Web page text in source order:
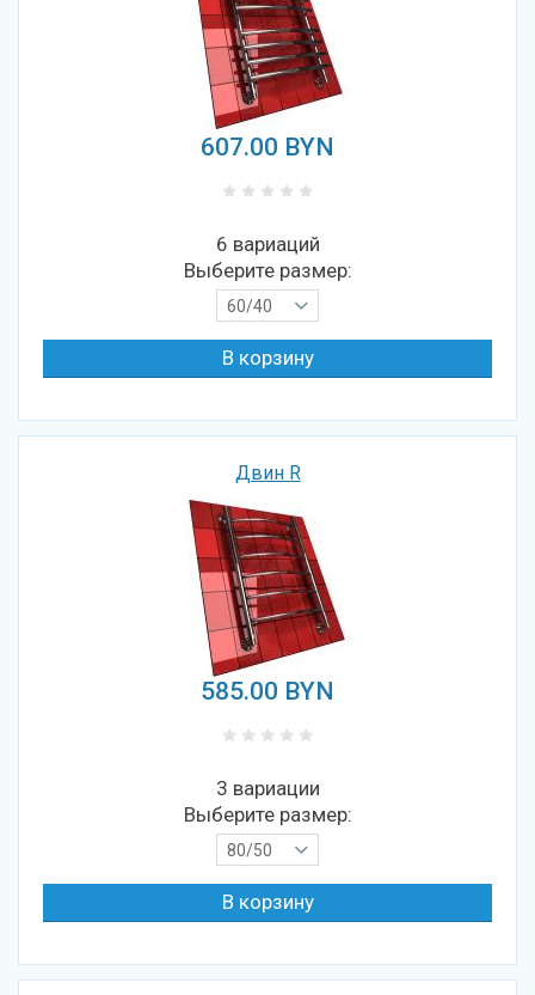
607.00 BYN
6 вариаций
Выберите размер:
60/40
Двин R
585.00 BYN
3 вариации
Выберите размер:
80/50